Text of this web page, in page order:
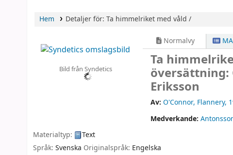
Hem Detaljer för: Ta himmelriket med våld /
Bild från Syndetics
Normalvy
Ta
översättning:
Eriksson
Av: O'Connor, Flannery,
Medverkande:
Materialtyp:
Text
Språk: Svenska Originalspråk: Engelska